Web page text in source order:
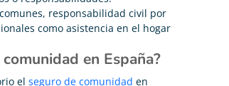
responsabilidad civil por
como asistencia en el hogar
en España?
el seguro de comunidad en